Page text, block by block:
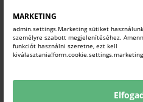
MARKETING
admin.settings.Marketing sütiket
személyre szabott megjelenítéséhez.
funkciót használni szeretne, ezt kell
(Jelentkezési